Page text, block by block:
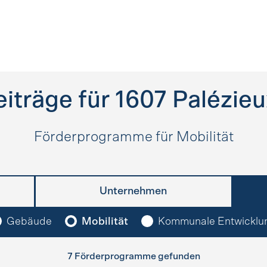
für 1607
Förderprogramme für Mobilität
Unternehmen
Gebäude Mobilität Kommunale
7 Förderprogramme gefunden